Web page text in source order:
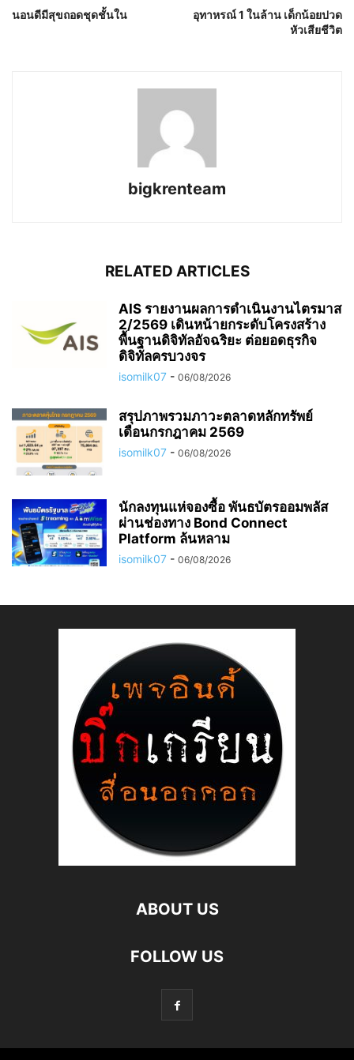
นอนดีมีสุขถอดชุดชั้นใน
อุทาหรณ์ 1 ในล้าน เด็กน้อยปวด
หัวเสียชีวิต
bigkrenteam
RELATED ARTICLES
AIS รายงานผลการดำเนินงานไตรมาส
2/2569 เดินหน้ายกระดับโครงสร้าง
พื้นฐานดิจิทัลอัจฉริยะ ต่อยอดธุรกิจ
ดิจิทัลครบวงจร
isomilk07 - 06/08/2026
สรุปภาพรวมภาวะตลาดหลักทรัพย์
เดือนกรกฎาคม 2569
isomilk07 - 06/08/2026
นักลงทุนแห่จองซื้อ พันธบัตรออมพลัส
ผ่านช่องทาง Bond Connect
Platform ล้นหลาม
isomilk07 - 06/08/2026
ABOUT US
FOLLOW US